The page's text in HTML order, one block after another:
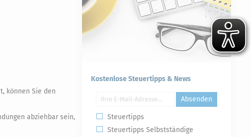
können Sie den
abziehbar sein,
Kostenlose Steuertipps & News
Absenden
Steuertipps
Steuertipps Selbstständige